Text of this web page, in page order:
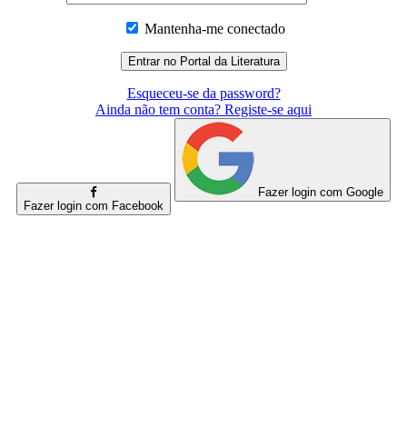
Mantenha-me conectado
Esqueceu-se da password?
Ainda não tem conta? Registe-se aqui
Fazer login com Facebook
Fazer login com Google